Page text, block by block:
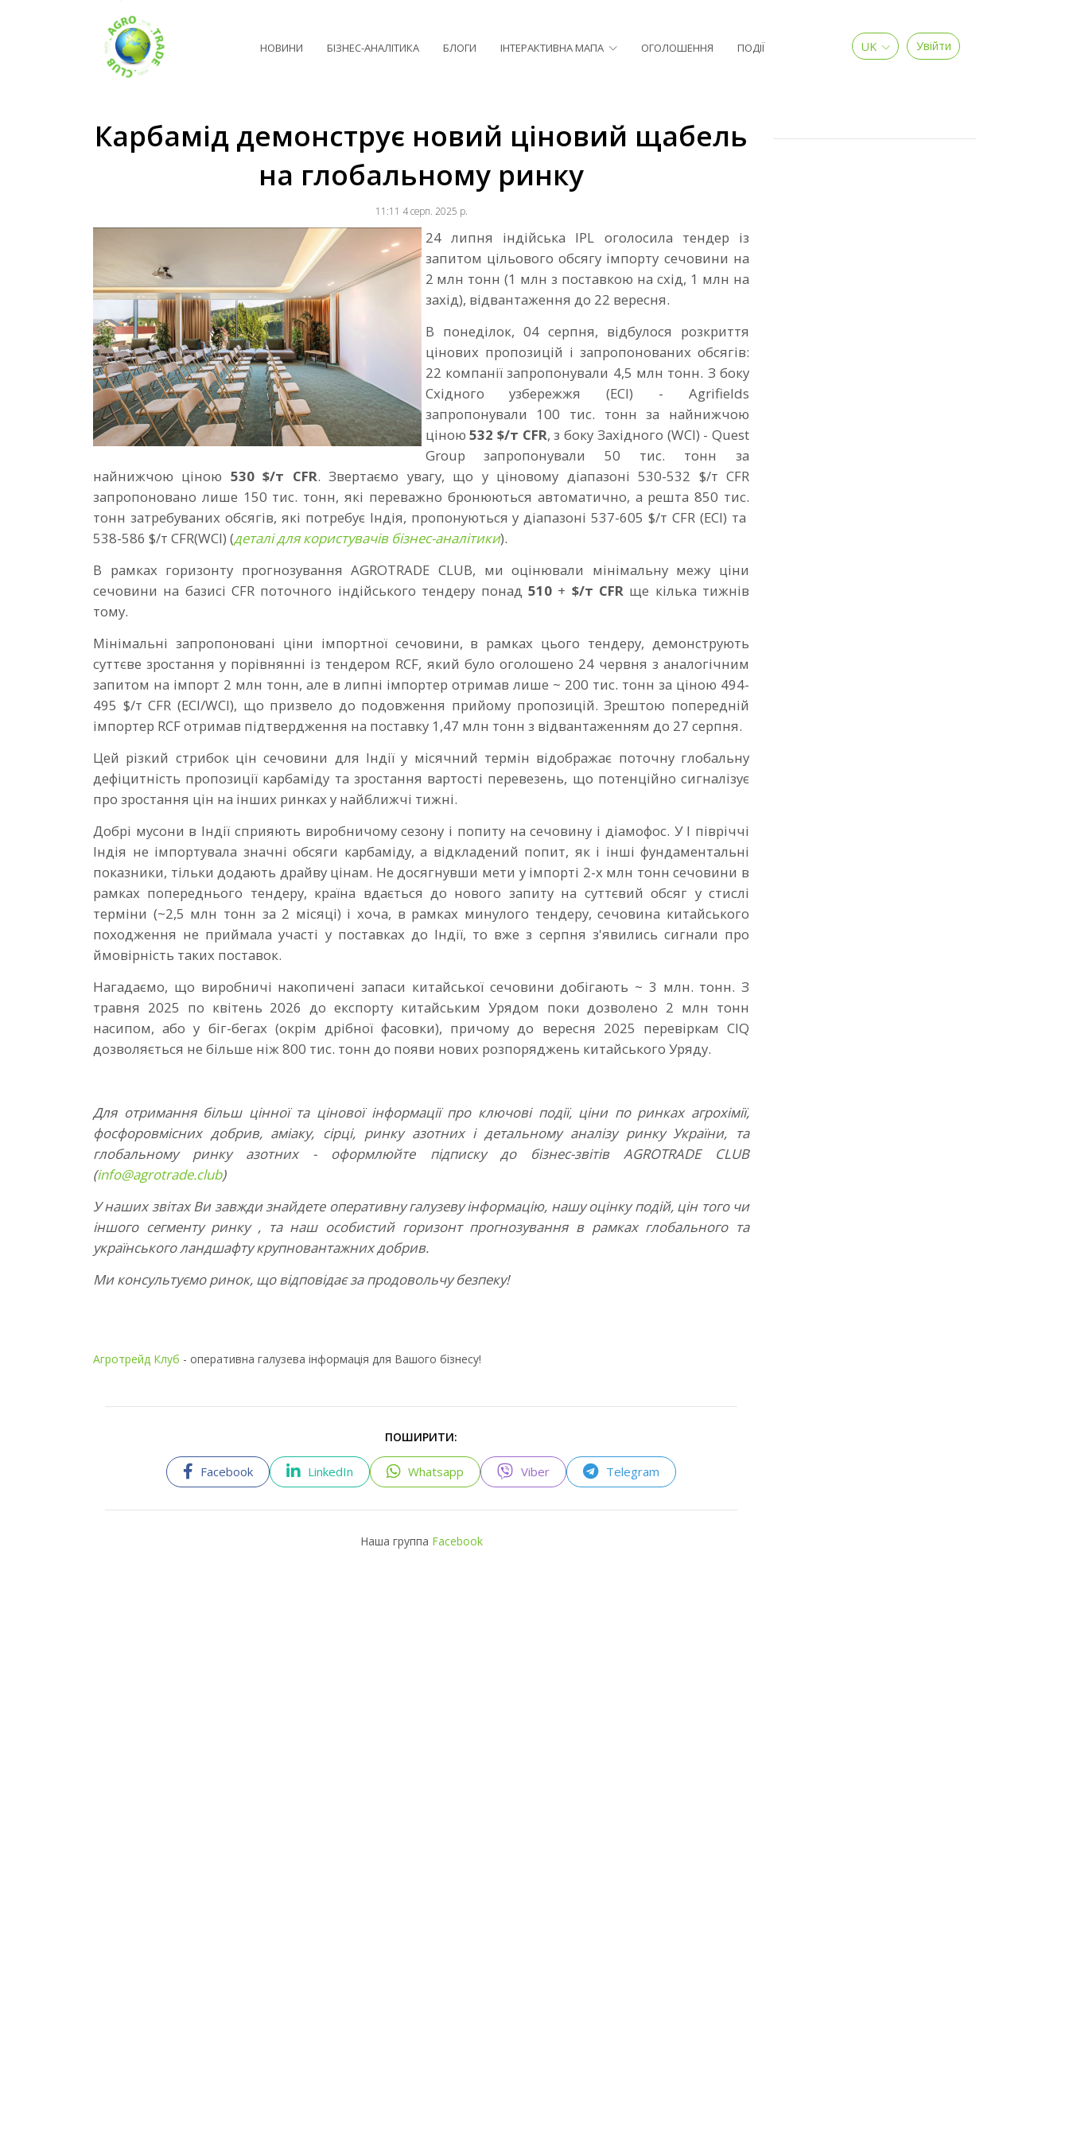
НОВИНИ БІЗНЕС-АНАЛІТИКА БЛОГИ ІНТЕРАКТИВНА МАПА ОГОЛОШЕННЯ ПОДІЇ UK Увійти
Карбамід демонструє новий ціновий щабель
на глобальному ринку
11:11 4 серп. 2025 р.
24 липня індійська IPL оголосила тендер із
запитом цільового обсягу імпорту сечовини на
2 млн тонн (1 млн з поставкою на схід, 1 млн на
захід), відвантаження до 22 вересня.
В понеділок, 04 серпня, відбулося розкриття
цінових пропозицій і запропонованих обсягів:
22 компанії запропонували 4,5 млн тонн. З боку
Східного узбережжя (ECI) - Agrifields
запропонували 100 тис. тонн за найнижчою
ціною532 $/т CFR, з боку Західного (WCI) - Quest
Group запропонували 50 тис. тонн за
найнижчою ціною 530 $/т CFR. Звертаємо увагу, що у ціновому діапазоні 530-532 $/т CFR
запропоновано лише 150 тис. тонн, які переважно бронюються автоматично, а решта 850 тис.
тонн затребуваних обсягів, які потребує Індія, пропонуються у діапазоні 537-605 $/т CFR (ECI) та
538-586 $/т CFR(WCI) (деталі для користувачів бізнес-аналітики).
В рамках горизонту прогнозування AGROTRADE CLUB, ми оцінювали мінімальну межу ціни
сечовини на базисі CFR поточного індійського тендеру понад 510+ $/т CFR ще кілька тижнів
тому.
Мінімальні запропоновані ціни імпортної сечовини, в рамках цього тендеру, демонструють
суттєве зростання у порівнянні із тендером RCF, який було оголошено 24 червня з аналогічним
запитом на імпорт 2 млн тонн, але в липні імпортер отримав лише ~ 200 тис. тонн за ціною 494-
495 $/т CFR (ECI/WCI), що призвело до подовження прийому пропозицій. Зрештою попередній
імпортер RCF отримав підтвердження на поставку 1,47 млн тонн з відвантаженням до 27 серпня.
Цей різкий стрибок цін сечовини для Індії у місячний термін відображає поточну глобальну
дефіцитність пропозиції карбаміду та зростання вартості перевезень, що потенційно сигналізує
про зростання цін на інших ринках у найближчі тижні.
Добрі мусони в Індії сприяють виробничому сезону і попиту на сечовину і діамофос. У І півріччі
Індія не імпортувала значні обсяги карбаміду, а відкладений попит, як і інші фундаментальні
показники, тільки додають драйву цінам. Не досягнувши мети у імпорті 2-х млн тонн сечовини в
рамках попереднього тендеру, країна вдається до нового запиту на суттєвий обсяг у стислі
терміни (~2,5 млн тонн за 2 місяці) і хоча, в рамках минулого тендеру, сечовина китайського
походження не приймала участі у поставках до Індії, то вже з серпня з'явились сигнали про
ймовірність таких поставок.
Нагадаємо, що виробничі накопичені запаси китайської сечовини добігають ~ 3 млн. тонн. З
травня 2025 по квітень 2026 до експорту китайським Урядом поки дозволено 2 млн тонн
насипом, або у біг-бегах (окрім дрібної фасовки), причому до вересня 2025 перевіркам CIQ
дозволяється не більше ніж 800 тис. тонн до появи нових розпоряджень китайського Уряду.
Для отримання більш цінної та цінової інформації про ключові події, ціни по ринках агрохімії,
фосфоровмісних добрив, аміаку, сірці, ринку азотних і детальному аналізу ринку України, та
глобальному ринку азотних - оформлюйте підписку до бізнес-звітів AGROTRADE CLUB
(info@agrotrade.club)
У наших звітах Ви завжди знайдете оперативну галузеву інформацію, нашу оцінку подій, цін того чи
іншого сегменту ринку , та наш особистий горизонт прогнозування в рамках глобального та
українського ландшафту крупновантажних добрив.
Ми консультуємо ринок, що відповідає за продовольчу безпеку!
Агротрейд Клуб - оперативна галузева інформація для Вашого бізнесу!
ПОШИРИТИ:
Facebook LinkedIn Whatsapp Viber Telegram
Наша группа Facebook